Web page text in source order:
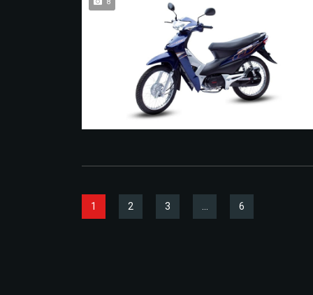
8
1 2 3 … 6